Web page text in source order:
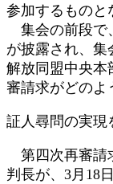
参加するものと
集会の前段で
が披露され、集
解放同盟中央本
審請求がどのよ
証人尋問の実現
第四次再審請
判長が、3月18